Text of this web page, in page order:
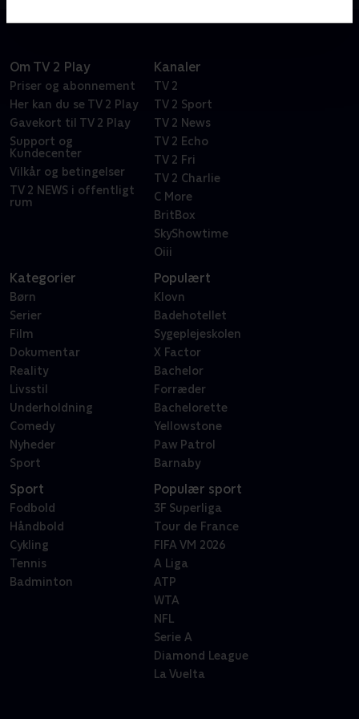
Om TV 2 Play
Priser og abonnement
Her kan du se TV 2 Play
Gavekort til TV 2 Play
Support og
Kundecenter
Vilkår og betingelser
TV 2 NEWS i offentligt
rum
Kanaler
TV 2
TV 2 Sport
TV 2 News
TV 2 Echo
TV 2 Fri
TV 2 Charlie
C More
BritBox
SkyShowtime
Oiii
Kategorier
Børn
Serier
Film
Dokumentar
Reality
Livsstil
Underholdning
Comedy
Nyheder
Sport
Populært
Klovn
Badehotellet
Sygeplejeskolen
X Factor
Bachelor
Forræder
Bachelorette
Yellowstone
Paw Patrol
Barnaby
Sport
Fodbold
Håndbold
Cykling
Tennis
Badminton
Populær sport
3F Superliga
Tour de France
FIFA VM 2026
A Liga
ATP
WTA
NFL
Serie A
Diamond League
La Vuelta